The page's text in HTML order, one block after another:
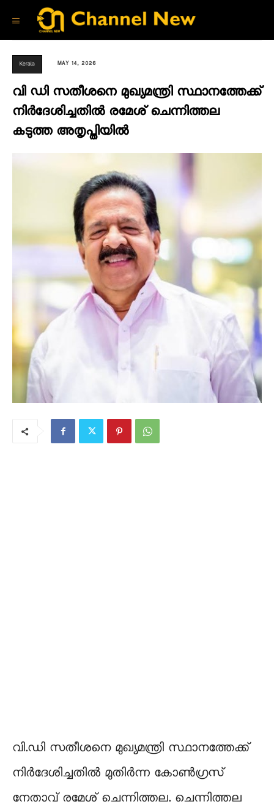
Kerala MAY 14, 2026
വി ഡി സതീശനെ മുഖ്യമന്ത്രി സ്ഥാനത്തേക്ക്
നിർദേശിച്ചതിൽ രമേശ് ചെന്നിത്തല
കടുത്ത അതൃപ്തിയിൽ
വി.ഡി സതീശനെ മുഖ്യമന്ത്രി സ്ഥാനത്തേക്ക്
നിർദേശിച്ചതിൽ മുതിർന്ന കോൺഗ്രസ്
നേതാവ് രമേശ് ചെന്നിത്തല. ചെന്നിത്തല